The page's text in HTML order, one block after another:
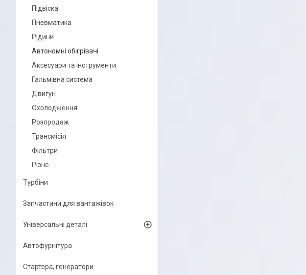
Підвіска
Пневматика
Рідини
Автономні обігрівачі
Аксесуари та інструменти
Гальмівна система
Двигун
Охолодження
Розпродаж
Трансмісія
Фільтри
Різне
Турбіни
Запчастини для вантажівок
Універсальні деталі
Автофурнітура
Стартера, генератори